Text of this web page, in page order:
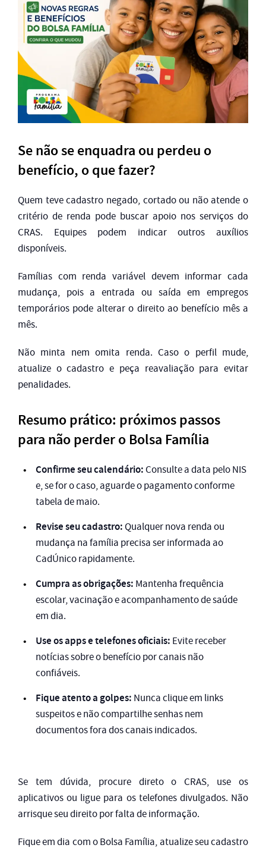
Se não se enquadra ou perdeu o
benefício, o que fazer?
Quem teve cadastro negado, cortado ou não atende o
critério de renda pode buscar apoio nos serviços do
CRAS. Equipes podem indicar outros auxílios
disponíveis.
Famílias com renda variável devem informar cada
mudança, pois a entrada ou saída em empregos
temporários pode alterar o direito ao benefício mês a
mês.
Não minta nem omita renda. Caso o perfil mude,
atualize o cadastro e peça reavaliação para evitar
penalidades.
Resumo prático: próximos passos
para não perder o Bolsa Família
Confirme seu calendário:Consulte a data pelo NIS
e, se for o caso, aguarde o pagamento conforme
tabela de maio.
Revise seu cadastro:Qualquer nova renda ou
mudança na família precisa ser informada ao
CadÚnico rapidamente.
Cumpra as obrigações: Mantenha frequência
escolar, vacinação e acompanhamento de saúde
em dia.
Use os apps e telefones oficiais: Evite receber
notícias sobre o benefício por canais não
confiáveis.
Fique atento a golpes: Nunca clique em links
suspeitos e não compartilhe senhas nem
documentos fora dos canais indicados.
Se tem dúvida, procure direto o CRAS, use os
aplicativos ou ligue para os telefones divulgados. Não
arrisque seu direito por falta de informação.
Fique em dia com o Bolsa Família, atualize seu cadastro